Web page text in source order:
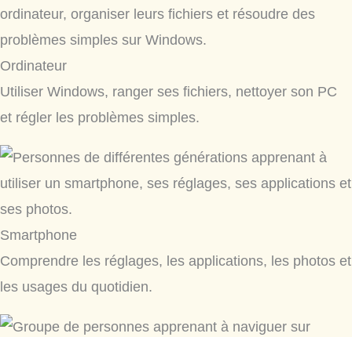
Ordinateur
Utiliser Windows, ranger ses fichiers, nettoyer son PC
et régler les problèmes simples.
Smartphone
Comprendre les réglages, les applications, les photos et
les usages du quotidien.